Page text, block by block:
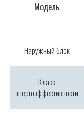
Модель
Наружный блок
Класс
энергоэффективности